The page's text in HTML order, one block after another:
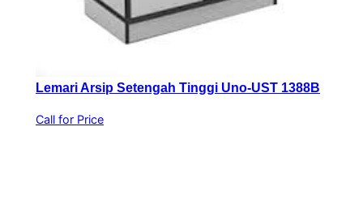
Lemari Arsip Setengah Tinggi Uno-UST 1388B
Call for Price